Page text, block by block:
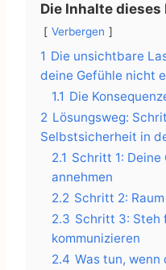
Die Inhalte
Verbergen
1 Die unsichtbare
deine Gefühle nicht
1.1 Die
2 Lösungsweg:
Selbstsicherheit in
2.1 Schritt 1: Deine
annehmen
2.2 Schritt 2:
2.3 Schritt 3: Steh
kommunizieren
2.4 Was tun,